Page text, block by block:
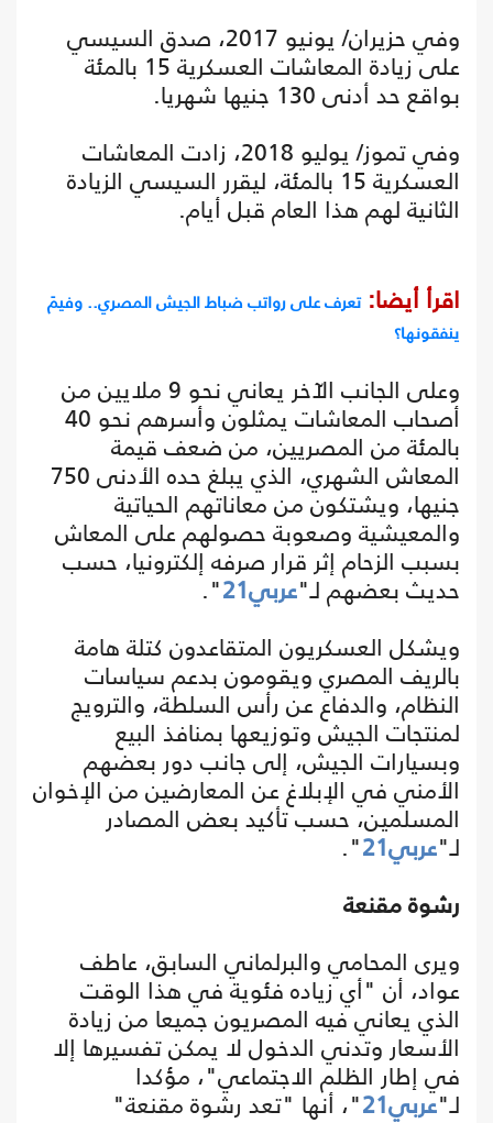
وفي حزيران/ يونيو 2017، صدق السيسي
على زيادة المعاشات العسكرية 15 بالمئة
بواقع حد أدنى 130 جنيها شهريا.
وفي تموز/ يوليو 2018، زادت المعاشات
العسكرية 15 بالمئة، ليقرر السيسي الزيادة
الثانية لهم هذا العام قبل أيام.
اقرأ أيضا:تعرف على رواتب ضباط الجيش المصري.. وفيمَ
ينفقونها؟
وعلى الجانب الآخر يعاني نحو 9 ملايين من
أصحاب المعاشات يمثلون وأسرهم نحو 40
بالمئة من المصريين، من ضعف قيمة
المعاش الشهري، الذي يبلغ حده الأدنى 750
جنيها، ويشتكون من معاناتهم الحياتية
والمعيشية وصعوبة حصولهم على المعاش
بسبب الزحام إثر قرار صرفه إلكترونيا، حسب
حديث بعضهم لـ"عربي21
".
ويشكل العسكريون المتقاعدون كتلة هامة
بالريف المصري ويقومون بدعم سياسات
النظام، والدفاع عن رأس السلطة، والترويج
لمنتجات الجيش وتوزيعها بمنافذ البيع
وبسيارات الجيش، إلى جانب دور بعضهم
الأمني في الإبلاغ عن المعارضين من الإخوان
المسلمين، حسب تأكيد بعض المصادر
لـ"عربي21
".
رشوة مقنعة
ويرى المحامي والبرلماني السابق، عاطف
عواد، أن "أي زياده فئوية في هذا الوقت
الذي يعاني فيه المصريون جميعا من زيادة
الأسعار وتدني الدخول لا يمكن تفسيرها إلا
في إطار الظلم الاجتماعي"، مؤكدا
لـ"عربي21 "، أنها "تعد رشوة مقنعة"